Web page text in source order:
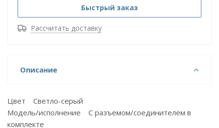
Быстрый заказ
Рассчитать доставку
Описание
Цвет Светло-серый
Модель/исполнение С разъемом/соединителем в
комплекте